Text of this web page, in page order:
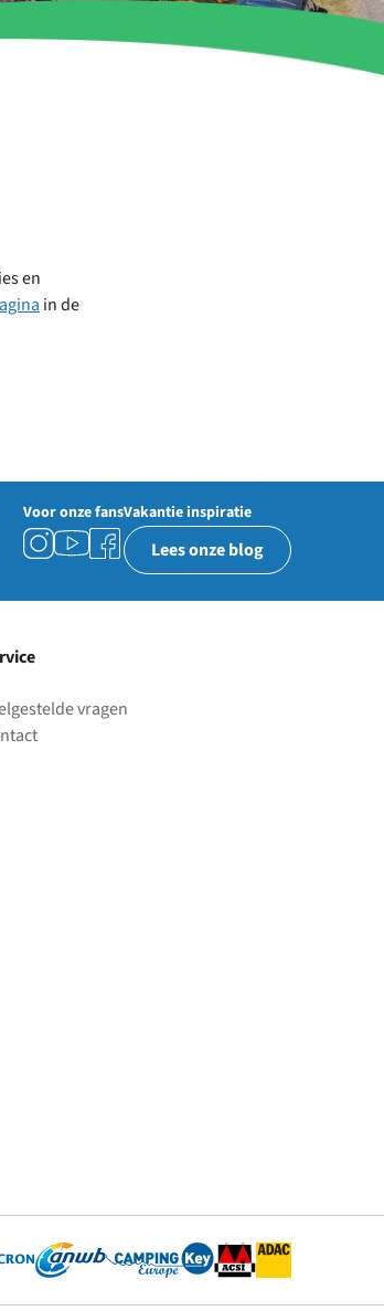
en
in de
Voor onze fansVakantie inspiratie
Lees onze blog
vragen